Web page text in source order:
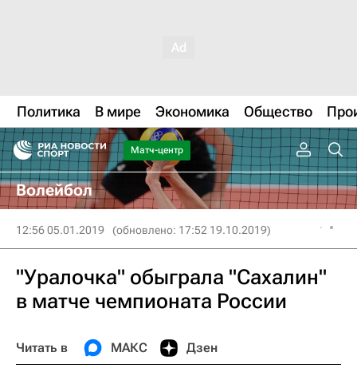
Политика В мире Экономика Общество
Матч-центр
Волейбол
12:56 05.01.2019 (обновлено: 17:52 19.10.2019)
"Уралочка" обыграла "Сахалин"
в матче чемпионата России
Читать в МАКС Дзен